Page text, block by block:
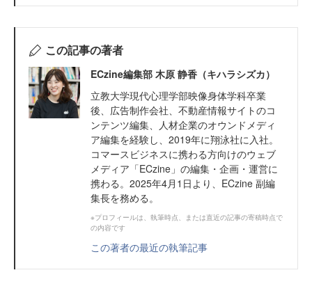
この記事の著者
ECzine編集部 木原 静香（キハラシズカ）
立教大学現代心理学部映像身体学科卒業
後、広告制作会社、不動産情報サイトのコ
ンテンツ編集、人材企業のオウンドメディ
ア編集を経験し、2019年に翔泳社に入社。
コマースビジネスに携わる方向けのウェブ
メディア「ECzine」の編集・企画・運営に
携わる。2025年4月1日より、ECzine 副編
集長を務める。
※プロフィールは、執筆時点、または直近の記事の寄稿時点で
の内容です
この著者の最近の執筆記事